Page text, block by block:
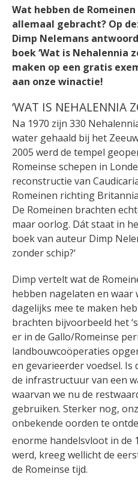
Wat hebben de
allemaal gebracht? Op
Dimp Nelemans
boek ‘Wat is Nehalennia
maken op een gratis
aan onze winactie!
‘WAT IS NEHALENNIA
Na 1970 zijn 330
water gehaald bij het
2005 werd de tempel
Romeinse schepen in
reconstructie van
Romeinen richting
De Romeinen brachten
maar oorlog. Dát staat in
boek van auteur Dimp
zonder schip?‘
Dimp vertelt wat de
hebben nagelaten en
dagelijks mee te maken
brachten bijvoorbeeld het
er in de Gallo/Romeinse
landbouwcoöperaties
en gevarieerder voedsel.
de infrastructuur van een
waarvan we nu de
gebruiken. Sterker nog,
onbekende oorden te
enorme handelsvloot in de
werd, kreeg wellicht de
de Romeinse tijd.